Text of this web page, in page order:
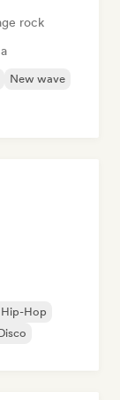
rock
New wave
Hop